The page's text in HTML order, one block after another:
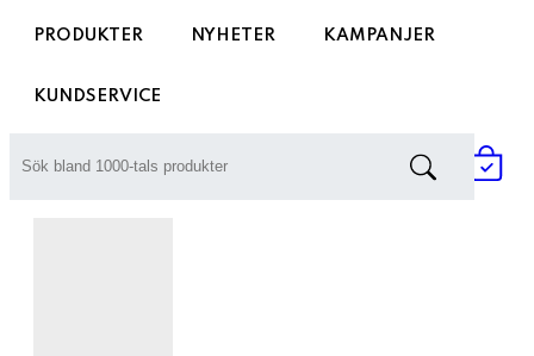
PRODUKTER NYHETER KAMPANJER
KUNDSERVICE